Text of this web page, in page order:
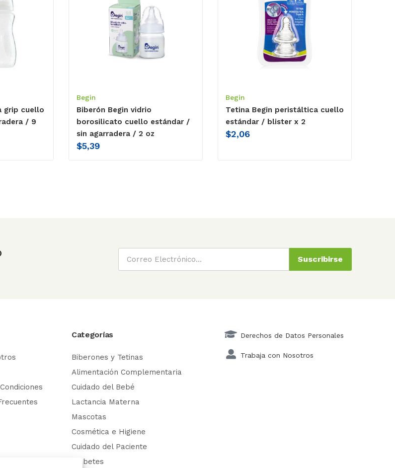
grip cuello
/ 9
Begin
Biberón Begin vidrio
borosilicato cuello estándar /
sin agarradera / 2 oz
$5,39
Begin
Tetina Begin peristáltica cuello
estándar / blister x 2
$2,06
Suscribirse
Categorías
Biberones y Tetinas
Alimentación Complementaria
Cuidado del Bebé
Lactancia Materna
Mascotas
Cosmética e Higiene
Cuidado del Paciente
Diabetes
Derechos de Datos Personales
Trabaja con Nosotros